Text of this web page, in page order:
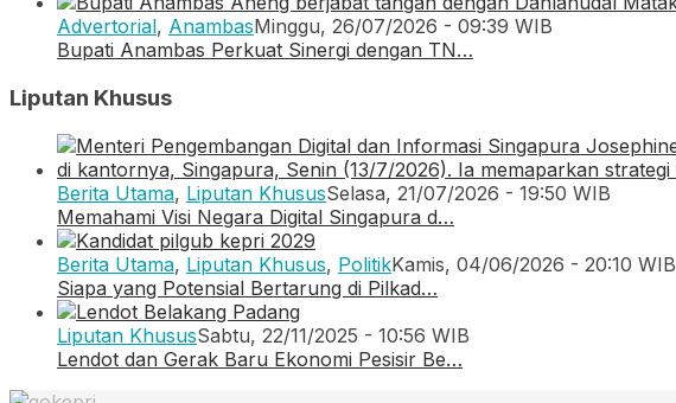
Advertorial, AnambasMinggu, 26/07/2026 - 09:39 WIB
Bupati Anambas Perkuat Sinergi dengan TN…
Liputan Khusus
Berita Utama, Liputan KhususSelasa, 21/07/2026 - 19:50 WIB
Memahami Visi Negara Digital Singapura d…
Berita Utama, Liputan Khusus, PolitikKamis, 04/06/2026 - 20:10 WIB
Siapa yang Potensial Bertarung di Pilkad…
Liputan KhususSabtu, 22/11/2025 - 10:56 WIB
Lendot dan Gerak Baru Ekonomi Pesisir Be…